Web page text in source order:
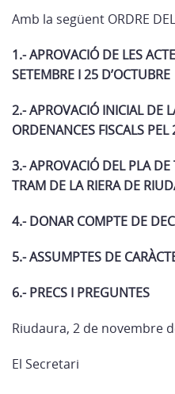
Amb la següent ORDRE
1.- APROVACIÓ DE LES
SETEMBRE I 25 D’OCTUBRE
2.- APROVACIÓ INICIAL DE
ORDENANCES FISCALS PEL
3.- APROVACIÓ DEL PLA DE
TRAM DE LA RIERA DE
4.- DONAR COMPTE DE
5.- ASSUMPTES DE
6.- PRECS I PREGUNTES
Riudaura, 2 de novembre
El Secretari